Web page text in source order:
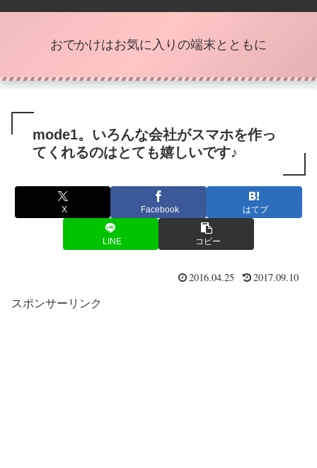
おでかけはお気に入りの端末とともに
mode1。いろんな会社がスマホを作っ
てくれるのはとても嬉しいです♪
X Facebook はてブ
LINE コピー
2016.04.25 2017.09.10
スポンサーリンク